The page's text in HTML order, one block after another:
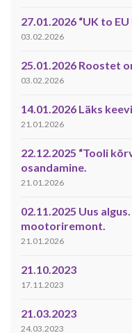
27.01.2026 “UK to EU
03.02.2026
25.01.2026 Roostet
03.02.2026
14.01.2026 Läks
21.01.2026
22.12.2025 “Tooli
osandamine.
21.01.2026
02.11.2025 Uus
mootoriremont.
21.01.2026
21.10.2023
17.11.2023
21.03.2023
24.03.2023